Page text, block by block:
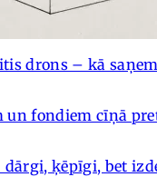
drons – kā
un fondiem cīņā
ķēpīgi, bet